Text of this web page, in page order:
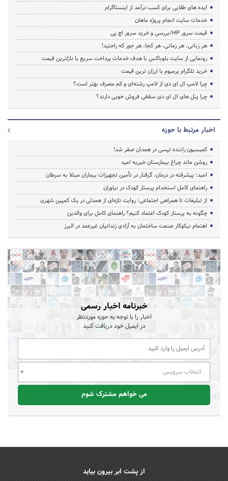
ایده های طلایی برای کسب درآمد از اینستاگرام
خدمات سایت انجام پروژه ماهان
قیمت سرور HP/بررسی و خرید سرور اچ پی
هر زبانی، هر زمانی، هر کجا، هر جور که راحتید!
رونمایی از سایت بلوباکس با هدف خدمات پرداخت سریع با نازلترین قیمت
خرید تلگرام پرمیوم با ارزان ترین قیمت
چرا لامپ ال ای دی از لامپ رشته‌ای و کم مصرف بهتر است؟
چرا پنل های ال ای دی سقفی فروش خوبی دارند؟
اخبار مرتبط با حوزه
کمیسیون راننده تپسی در همدان صفر شد!
روشن ماند چراغ بیمارستان خیریه امید
امید؛ پیشرفته در درمان، گرفتار در تأمین تجهیزات بیماران مبتلا به سرطان
راهنمای کامل استخدام پرستار کودک در نیاوران
از تبلیغات تا همراهی اجتماعی؛ روایت تازه‌ای از همدلی در یک کمپین شهری
چگونه به پرستار کودک اعتماد کنیم؟ راهنمای کامل برای والدین
اهتمام نیکوکار صنعت ساختمان به آزادی زندانیان غیرعمد در البرز
خبرنامه اخبار رسمی
اخبار را با توجه به حوزه موردنظر
در ایمیل خود دریافت کنید
انتخاب سرویس
می خواهم مشترک شوم
از پشت ابر بیرون بیاید